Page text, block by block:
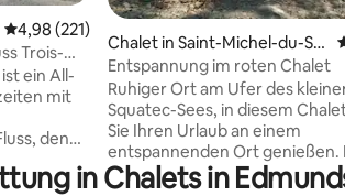
Bewertungen
Durchschnittliche Bewertung: 4,98 von 5,
4,98 (221)
Trois-
ein All-
mit
den
Chalet in Saint-Michel-du-Sq
uatec
Entspannung im roten Chalet
Ruhiger Ort am Ufer des
Squatec-Sees, in diesem
Sie Ihren Urlaub an einem
entspannenden Ort genießen. Mit zwei
Schlafzimmern und einem
in Chalets in